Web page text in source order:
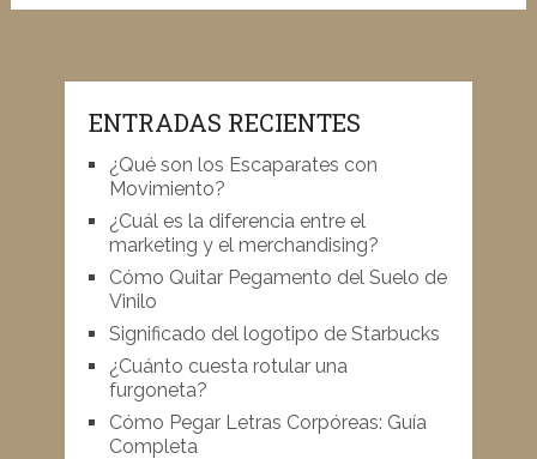
ENTRADAS RECIENTES
¿Qué son los Escaparates con
Movimiento?
¿Cuál es la diferencia entre el
marketing y el merchandising?
Cómo Quitar Pegamento del Suelo de
Vinilo
Significado del logotipo de Starbucks
¿Cuánto cuesta rotular una
furgoneta?
Cómo Pegar Letras Corpóreas: Guía
Completa